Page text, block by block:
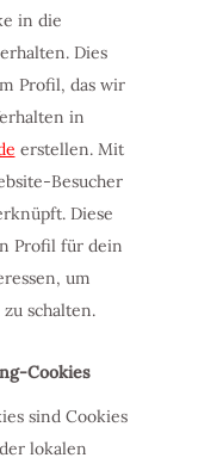
in die
Dies
Profil, das wir
in
erstellen. Mit
Besucher
Diese
Profil für dein
um
schalten.
Cookies
sind Cookies
lokalen